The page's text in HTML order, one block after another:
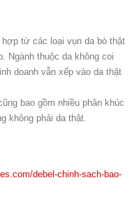
từ các loại vụn da bò thật
Ngành thuộc da không coi
doanh vẫn xếp vào da thật
bao gồm nhiều phân khúc
không phải da thật.
debel-chinh-sach-bao-